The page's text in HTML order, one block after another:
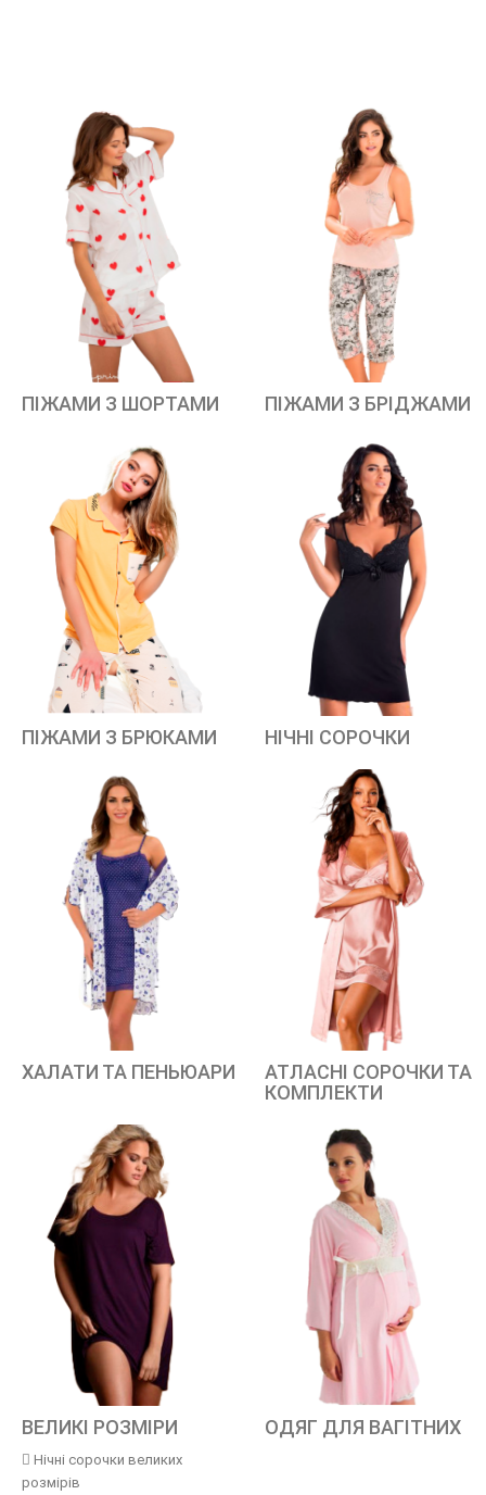
ПІЖАМИ З ШОРТАМИ ПІЖАМИ З БРІДЖАМИ
ПІЖАМИ З БРЮКАМИ НІЧНІ СОРОЧКИ
ХАЛАТИ ТА ПЕНЬЮАРИ
АТЛАСНІ СОРОЧКИ ТА
КОМПЛЕКТИ
ВЕЛИКІ РОЗМІРИ
Нічні сорочки великих
розмірів
ОДЯГ ДЛЯ ВАГІТНИХ